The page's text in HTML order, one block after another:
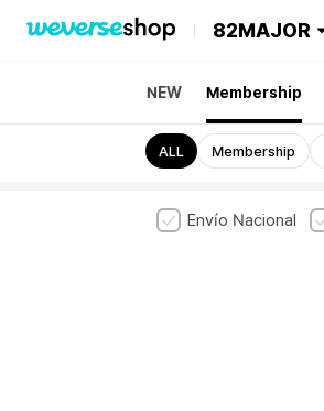
82MAJOR
NEW Membership
ALL Membership
Envío Nacional